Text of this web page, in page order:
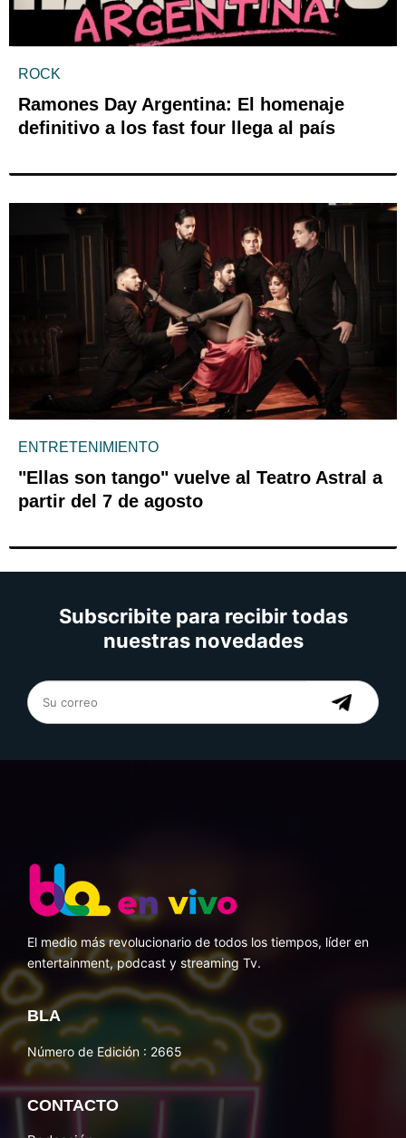
ROCK
Ramones Day Argentina: El homenaje
definitivo a los fast four llega al país
ENTRETENIMIENTO
"Ellas son tango" vuelve al Teatro Astral a
partir del 7 de agosto
Subscribite para recibir todas
nuestras novedades
El medio más revolucionario de todos los tiempos, líder en
entertainment, podcast y streaming Tv.
BLA
Número de Edición : 2665
CONTACTO